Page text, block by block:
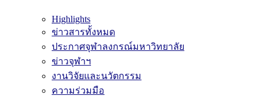
Highlights
ข่าวสารทั้งหมด
ประกาศจุฬาลงกรณ์มหาวิทยาลัย
ข่าวจุฬาฯ
งานวิจัยและนวัตกรรม
ความร่วมมือ